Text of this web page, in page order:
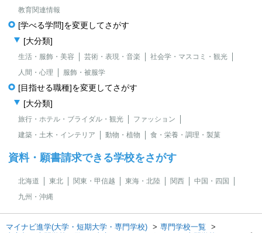
教育関連情報
[学べる学問]を変更してさがす
[大分類]
生活・服飾・美容 芸術・表現・音楽
社会学・マスコミ・観光
人間・心理
服飾・被服学
[目指せる職種]を変更してさがす
[大分類]
旅行・ホテル・ブライダル・観光
ファッション
建築・土木・インテリア
動物・植物 食・栄養・調理・製菓
資料・願書請求できる学校をさがす
北海道 東北 関東・甲信越 東海・北陸 関西
中国・四国
九州・沖縄
マイナビ進学(大学・短期大学・専門学校)
専門学校一覧